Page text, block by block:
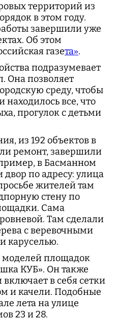
территорий из
в этом году.
завершили уже
Об этом
газета».
подразумевает
Она позволяет
среду, чтобы
находилось все, что
прогулок с детьми
из 192 объектов в
ремонт, завершили
в Басманном
по адресу: улица
жителей там
стену по
Сама
Там сделали
с веревочными
каруселью.
площадок
КУБ». Он также
в себя сетки
и качели. Подобные
лета на улице
23 и 28.